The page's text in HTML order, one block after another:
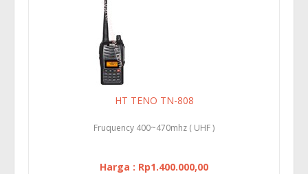
HT TENO TN-808
Fruquency 400~470mhz ( UHF )
Harga : Rp1.400.000,00